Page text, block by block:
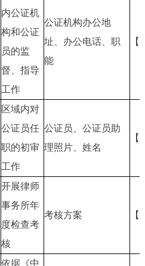
内公证机
构和公证
员的监
督、指导
工作
公证机构办公地
址、办公电话、职
能
区域内对
公证员任
职的初审
工作
公证员、公证员助
理照片、姓名
开展律师
事务所年
度检查考
核
考核方案
依据《中